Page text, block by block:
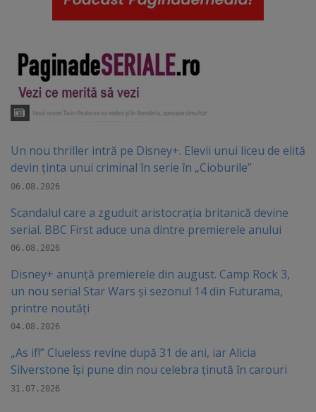
Un nou thriller intră pe Disney+. Elevii unui liceu de elită
devin ținta unui criminal în serie în „Cioburile”
06.08.2026
Scandalul care a zguduit aristocrația britanică devine
serial. BBC First aduce una dintre premierele anului
06.08.2026
Disney+ anunță premierele din august. Camp Rock 3,
un nou serial Star Wars și sezonul 14 din Futurama,
printre noutăți
04.08.2026
„As if!” Clueless revine după 31 de ani, iar Alicia
Silverstone își pune din nou celebra ținută în carouri
31.07.2026